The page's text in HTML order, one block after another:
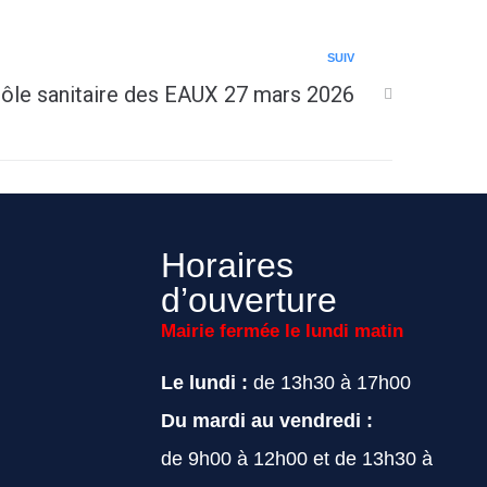
SUIV
sanitaire des EAUX 27 mars 2026
Horaires
d’ouverture
Mairie fermée le lundi matin
Le lundi : de 13h30 à 17h00
Du mardi au vendredi :
de 9h00 à 12h00 et de 13h30 à